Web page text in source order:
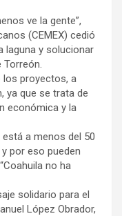
ve la gente”,
(CEMEX) cedió
laguna y solucionar
Torreón.
los proyectos, a
ya que se trata de
económica y la
a menos del 50
por eso pueden
no ha
solidario para el
López Obrador,